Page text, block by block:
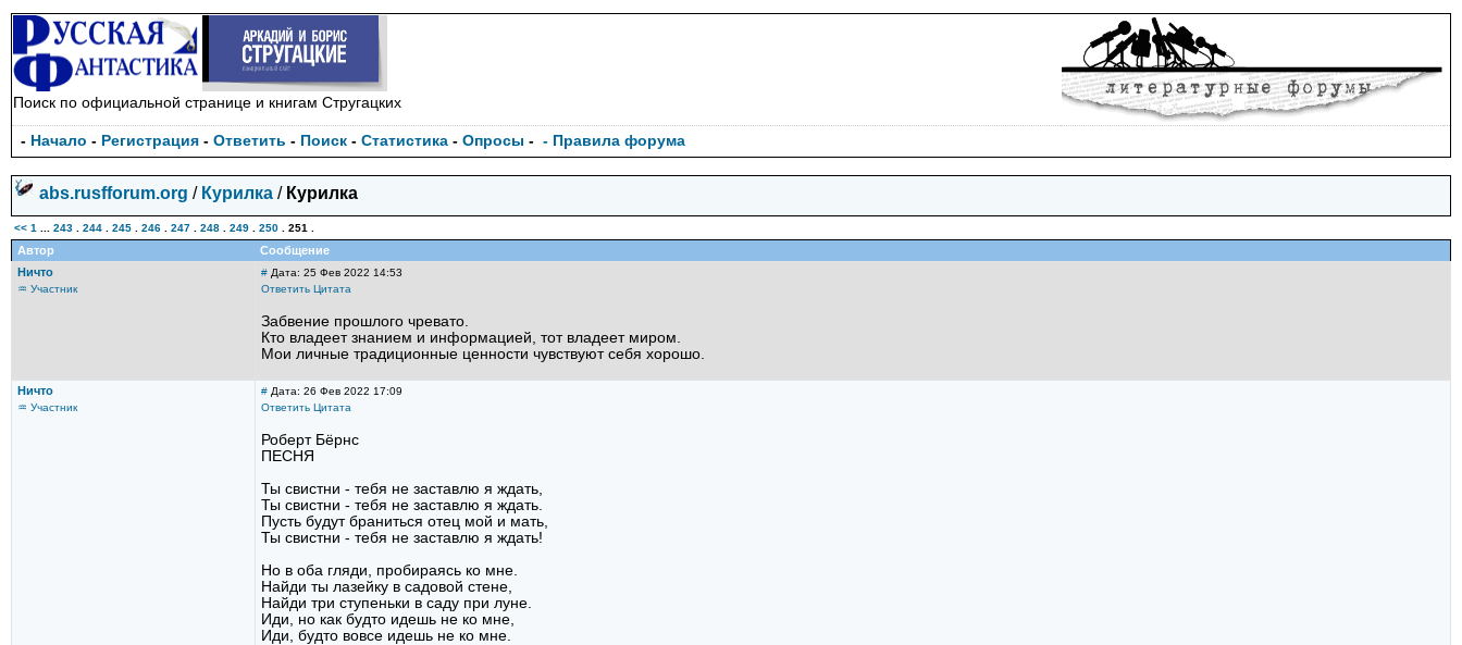
Поиск по официальной странице и книгам Стругацких
- Начало - Регистрация - Ответить - Поиск - Статистика - Опросы - - Правила форума
abs.rusfforum.org / Курилка / Курилка
<< 1 243 244 245 246 247 248 249 250 251
Автор
Сообщение
Ничто
♒ Участник
# Дата: 25 Фев 2022 14:53
Ответить Цитата
Забвение прошлого чревато.
Кто владеет знанием и информацией, тот владеет миром.
Мои личные традиционные ценности чувствуют себя хорошо.
Ничто
♒ Участник
# Дата: 26 Фев 2022 17:09
Ответить Цитата
Роберт Бёрнс
ПЕСНЯ
Ты свистни - тебя не заставлю я ждать,
Ты свистни - тебя не заставлю я ждать.
Пусть будут браниться отец мой и мать,
Ты свистни - тебя не заставлю я ждать!
Но в оба гляди, пробираясь ко мне.
Найди ты лазейку в садовой стене,
Найди три ступеньки в саду при луне.
Иди, но как будто идешь не ко мне,
Иди, будто вовсе идешь не ко мне.